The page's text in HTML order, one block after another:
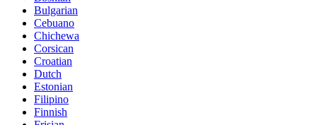
Bulgarian
Cebuano
Chichewa
Corsican
Croatian
Dutch
Estonian
Filipino
Finnish